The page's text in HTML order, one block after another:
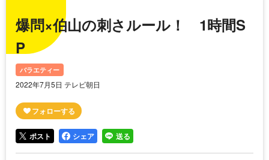
爆問×伯山の刺さルール！ 1時間S
P
バラエティー
2022年7月5日 テレビ朝日
ポスト シェア 送る